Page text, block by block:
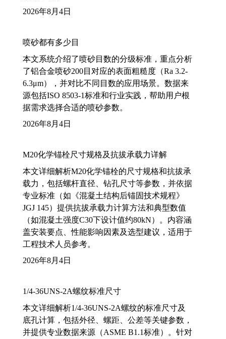
2026年8月4日
喷砂都有多少目
本文系统介绍了喷砂目数的分级标准，重点分析
了铝合金喷砂200目对应的表面粗糙度（Ra 3.2-
6.3μm），并对比不同目数的应用场景。数据来
源包括ISO 8503-1标准和行业实践，帮助用户根
据需求选择合适的喷砂参数。
2026年8月4日
M20化学锚栓尺寸规格及抗拔承载力详解
本文详细解析M20化学锚栓的尺寸规格和抗拔承
载力，包括螺杆直径、钻孔尺寸等参数，并依据
专业标准（如《混凝土结构后锚固技术规程》
JGJ 145）提供抗拔承载力计算方法和典型数值
（如混凝土强度C30下设计值约80kN）。内容涵
盖安装要点、性能影响因素及选型建议，适用于
工程技术人员参考。
2026年8月4日
1/4-36UNS-2A螺纹标准尺寸
本文详细解析1/4-36UNS-2A螺纹的标准尺寸及
底孔计算，包括外径、螺距、公差等关键参数，
并提供专业数据来源（ASME B1.1标准）。针对